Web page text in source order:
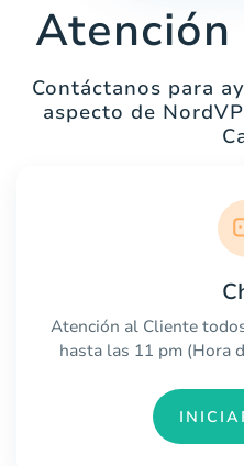
Contáctanos para
aspecto de
Atención al Cliente
hasta las 11 pm (Hora